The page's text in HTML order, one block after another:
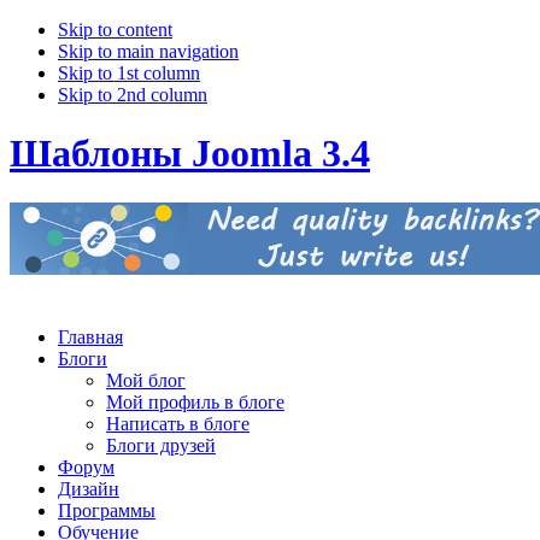
Skip to content
Skip to main navigation
Skip to 1st column
Skip to 2nd column
Шаблоны Joomla 3.4
Главная
Блоги
Мой блог
Мой профиль в блоге
Написать в блоге
Блоги друзей
Форум
Дизайн
Программы
Обучение